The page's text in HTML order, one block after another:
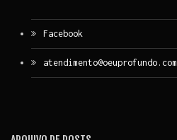
Facebook
atendimento@oeuprofundo.com